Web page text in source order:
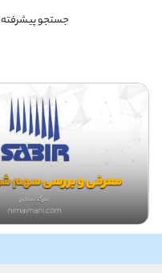
جستجو پیشرفته